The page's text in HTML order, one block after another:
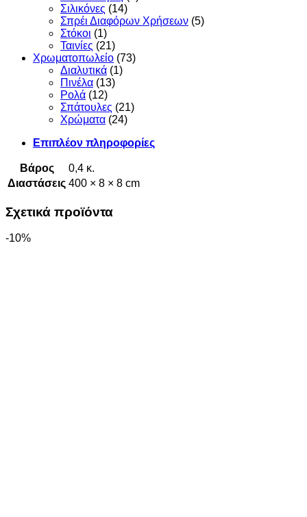
Σιλικόνες (14)
Σπρέι Διαφόρων Χρήσεων (5)
Στόκοι (1)
Ταινίες (21)
Χρωματοπωλείο (73)
Διαλυτικά (1)
Πινέλα (13)
Ρολά (12)
Σπάτουλες (21)
Χρώματα (24)
Επιπλέον πληροφορίες
Βάρος
0,4 κ.
Διαστάσεις 400 × 8 × 8 cm
Σχετικά προϊόντα
-10%